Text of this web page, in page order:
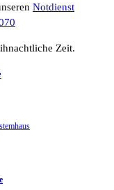
Notdienst
Zeit.